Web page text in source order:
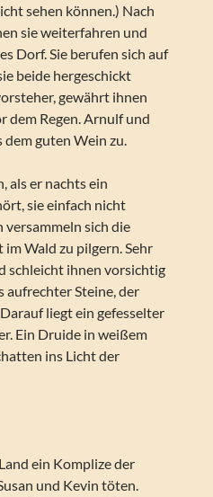
sehen können.) Nach
sie weiterfahren und
Dorf. Sie berufen sich auf
beide hergeschickt
gewährt ihnen
dem Regen. Arnulf und
guten Wein zu.
als er nachts ein
sie einfach nicht
sich die
Wald zu pilgern. Sehr
schleicht ihnen vorsichtig
aufrechter Steine, der
liegt ein gefesselter
Ein Druide in weißem
ins Licht der
ein Komplize der
und Kevin töten.